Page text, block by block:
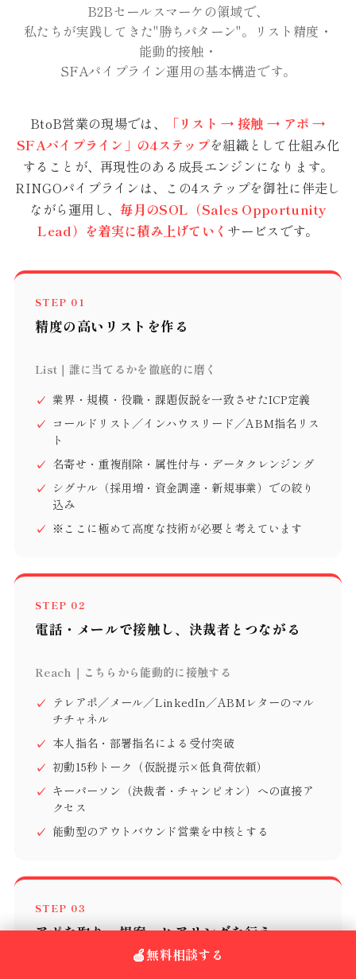
B2Bセールスマーケの領域で、
私たちが実践してきた"勝ちパターン"。リスト精度・
能動的接触・
SFAパイプライン運用の基本構造です。
BtoB営業の現場では、
「リスト → 接触 → アポ →
SFAパイプライン」の4ステップを組織として仕組み化
することが、再現性のある成長エンジンになります。
RINGOパイプラインは、この4ステップを御社に伴走し
ながら運用し、毎月のSOL（Sales Opportunity
Lead）を着実に積み上げていく サービスです。
STEP 01
精度の高いリストを作る
List｜誰に当てるかを徹底的に磨く
業界・規模・役職・課題仮説を一致させたICP定義
コールドリスト／インハウスリード／ABM指名リス
ト
名寄せ・重複削除・属性付与・データクレンジング
シグナル（採用増・資金調達・新規事業）での絞り
込み
※ここに極めて高度な技術が必要と考えています
STEP 02
電話・メールで接触し、決裁者とつながる
Reach｜こちらから能動的に接触する
テレアポ／メール／LinkedIn／ABMレターのマル
チチャネル
本人指名・部署指名による受付突破
初動15秒トーク（仮説提示×低負荷依頼）
キーパーソン（決裁者・チャンピオン）への直接ア
クセス
能動型のアウトバウンド営業を中核とする
STEP 03
アポを取り、提案・ヒアリングを行う
無料相談する